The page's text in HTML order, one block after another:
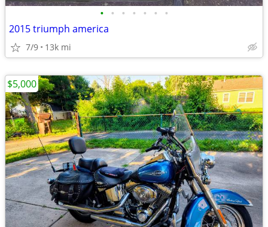
• • • • • • •
2015 triumph america
7/9 13k mi
$5,000